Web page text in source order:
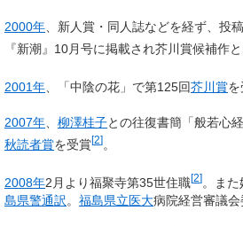
2000年 、新人賞・同人誌などを経ず、投
『新潮』10月号に掲載され芥川賞候補作
2001年 、「中陰の花」で第125回芥川賞
2007年 柳澤桂子との往復書簡「般若心
秋読者賞を受賞[2]。
2008年2月より福聚寺第35世住職[2]。また
島県警通訳。 福島県立医大病院経営審議会